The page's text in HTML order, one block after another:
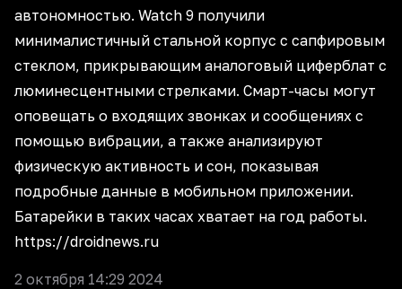
автономностью. Watch 9 получили
минималистичный стальной корпус с сапфировым
стеклом, прикрывающим аналоговый циферблат с
люминесцентными стрелками. Смарт-часы могут
оповещать о входящих звонках и сообщениях с
помощью вибрации, а также анализируют
физическую активность и сон, показывая
подробные данные в мобильном приложении.
Батарейки в таких часах хватает на год работы.
https://droidnews.ru
2 октября 14:29 2024